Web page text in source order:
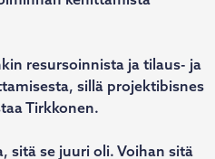
resursoinnista ja tilaus- ja
sillä projektibisnes
Tirkkonen.
sitä se juuri oli. Voihan sitä